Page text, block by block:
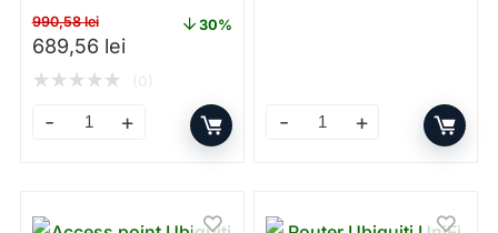
990,58lei
Prețul inițial a fost: 990,58 lei.
689,56 leiPrețul curent este: 689,56 lei.
30%
★★★★★
Access point Ubiquiti U6+ – Gigabit – PoE – Dual –
Access Point Ubiquiti U6